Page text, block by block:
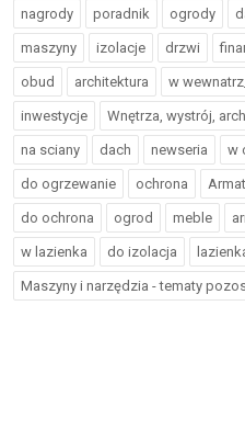
nagrody poradnik ogrody
maszyny izolacje drzwi
obud architektura w
inwestycje Wnętrza, wystrój,
na sciany dach newseria w
do ogrzewanie ochrona
do ochrona ogrod meble
w lazienka do izolacja
Maszyny i narzędzia - tematy